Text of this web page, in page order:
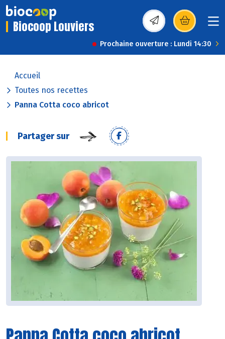
Biocoop Louviers (s’ouvre dans une
Prochaine ouverture : Lundi 14:30
Accueil
Toutes nos recettes
Panna Cotta coco abricot
Partager sur